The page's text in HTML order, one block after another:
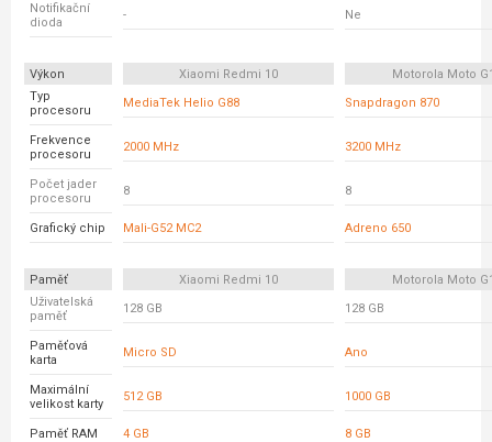
Notifikační
dioda
- Ne
Výkon Xiaomi Redmi 10
Motorola Moto
Typ
procesoru
MediaTek Helio G88 Snapdragon 870
Frekvence
procesoru
2000 MHz 3200 MHz
Počet jader
procesoru
8 8
Grafický chip Mali-G52 MC2 Adreno 650
Paměť Xiaomi Redmi 10
Motorola Moto
Uživatelská
paměť
128 GB 128 GB
Paměťová
karta
Micro SD Ano
Maximální
velikost karty
512 GB 1000 GB
Paměť RAM 4 GB 8 GB